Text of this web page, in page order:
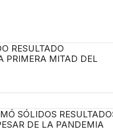
RESULTADO
PRIMERA MITAD DEL
SÓLIDOS
DE LA PANDEMIA